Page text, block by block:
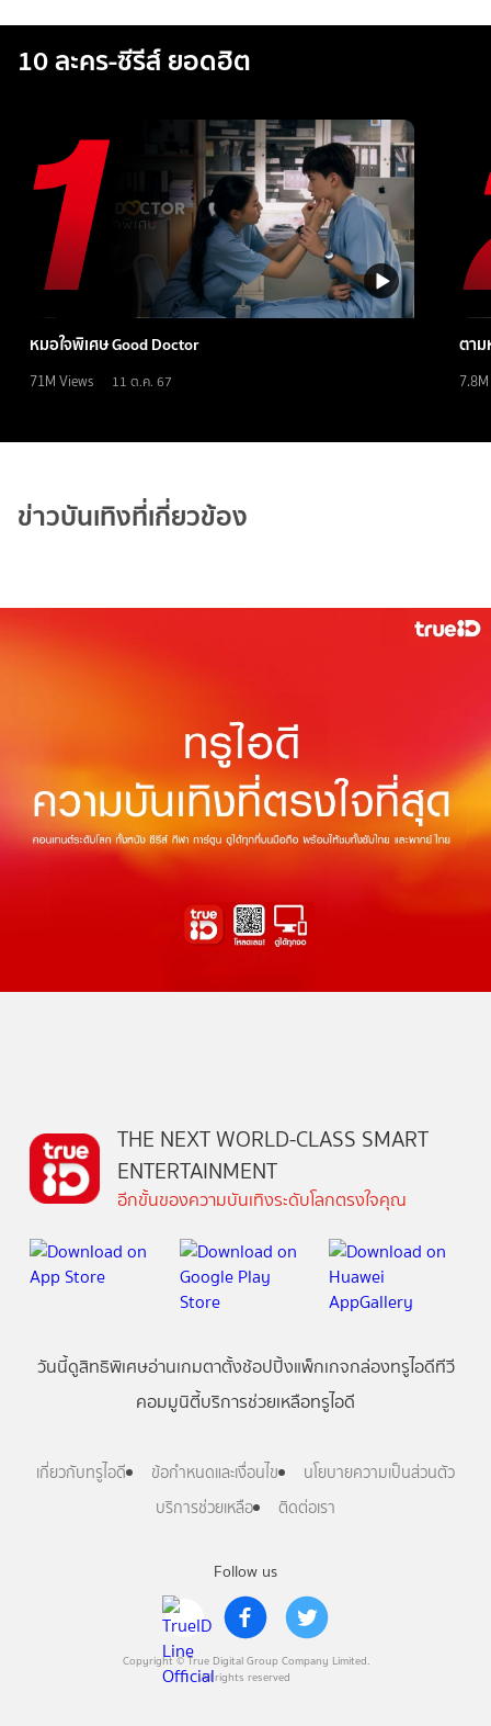
10 ละคร-ซีรีส์ ยอดฮิต
หมอใจพิเศษ Good Doctor
71M Views 11 ต.ค. 67
ตาม
7.8M
ข่าวบันเทิงที่เกี่ยวข้อง
Follow us
Copyright © True Digital Group Company Limited.
All rights reserved
THE NEXT WORLD-CLASS SMART
ENTERTAINMENT
อีกขั้นของความบันเทิงระดับโลกตรงใจคุณ
วันนี้ดูสิทธิพิเศษอ่านเกมตาตั้งช้อปปิ้งแพ็กเกจกล่องทรูไอดีทีวี
คอมมูนิตี้บริการช่วยเหลือทรูไอดี
เกี่ยวกับทรูไอดี ข้อกำหนดและเงื่อนไข
นโยบายความเป็นส่วนตัว
บริการช่วยเหลือ
ติดต่อเรา